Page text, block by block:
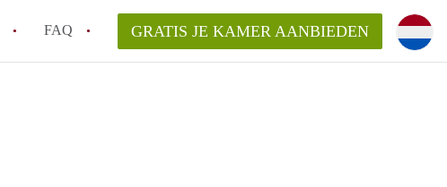
FAQ GRATIS JE KAMER AANBIEDEN